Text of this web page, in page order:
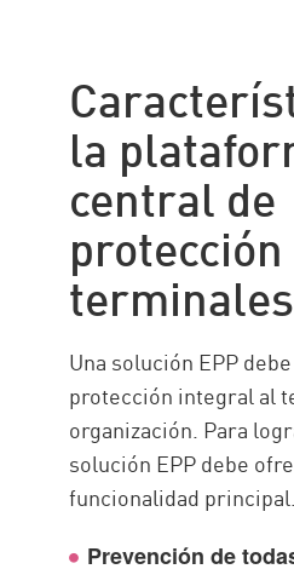
la
central de
protección
Una solución EPP
protección integral al
organización. Para
solución EPP debe
funcionalidad principal.
Prevención de